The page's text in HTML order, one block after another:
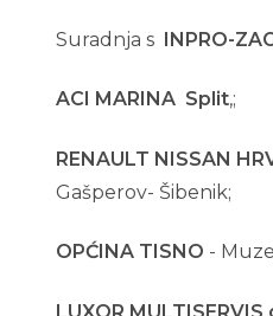
Suradnja s INPRO-
ACI MARINA Split,;
RENAULT NISSAN
Gašperov- Šibenik;
OPĆINA TISNO -
LUXOR MULTISERVIS